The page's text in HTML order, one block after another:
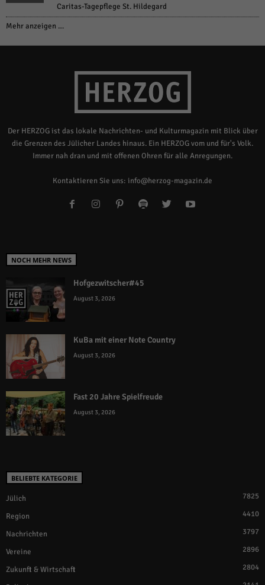
Caritas-Tagepflege St. Hildegard
Mehr anzeigen …
Der HERZOG ist das lokale Nachrichten- und Kulturmagazin mit Blick über
die Grenzen des Jülicher Landes hinaus. Ein HERZOG vom und für's Volk.
Immer nah dran und mit offenen Ohren für alle Anregungen.
Kontaktieren Sie uns: info@herzog-magazin.de
NOCH MEHR NEWS
Hofgezwitscher#45
August 3, 2026
KuBa mit einer Note Country
August 3, 2026
Fast 20 Jahre Spielfreude
August 3, 2026
BELIEBTE KATEGORIE
Jülich 7825
Region 4410
Nachrichten 3797
Vereine 2896
Zukunft & Wirtschaft 2804